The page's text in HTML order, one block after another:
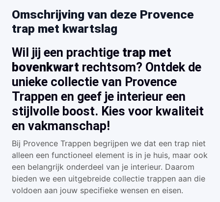
Omschrijving van deze Provence
trap met kwartslag
Wil jij een prachtige trap met
bovenkwart rechtsom? Ontdek de
unieke collectie van Provence
Trappen en geef je interieur een
stijlvolle boost. Kies voor kwaliteit
en vakmanschap!
Bij Provence Trappen begrijpen we dat een trap niet
alleen een functioneel element is in je huis, maar ook
een belangrijk onderdeel van je interieur. Daarom
bieden we een uitgebreide collectie trappen aan die
voldoen aan jouw specifieke wensen en eisen.